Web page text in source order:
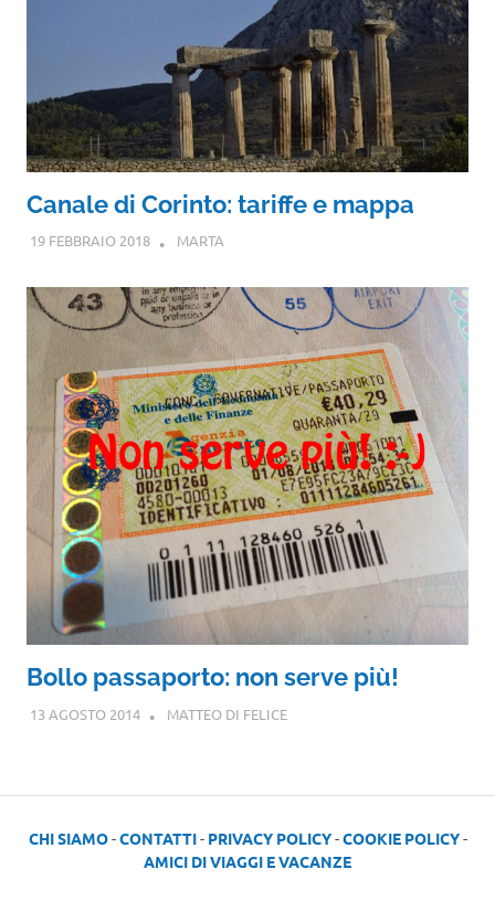
Canale di Corinto: tariffe e mappa
19 FEBBRAIO 2018 MARTA
Bollo passaporto: non serve più!
13 AGOSTO 2014 MATTEO DI FELICE
CHI SIAMO-CONTATTI- PRIVACY POLICY-COOKIE POLICY-
AMICI DI VIAGGI E VACANZE